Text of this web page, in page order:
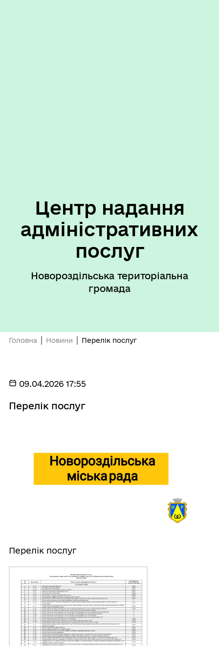
Центр надання
адміністративних
послуг
Новороздільська територіальна
громада
Головна Новини Перелік послуг
09.04.2026 17:55
Перелік послуг
Перелік послуг